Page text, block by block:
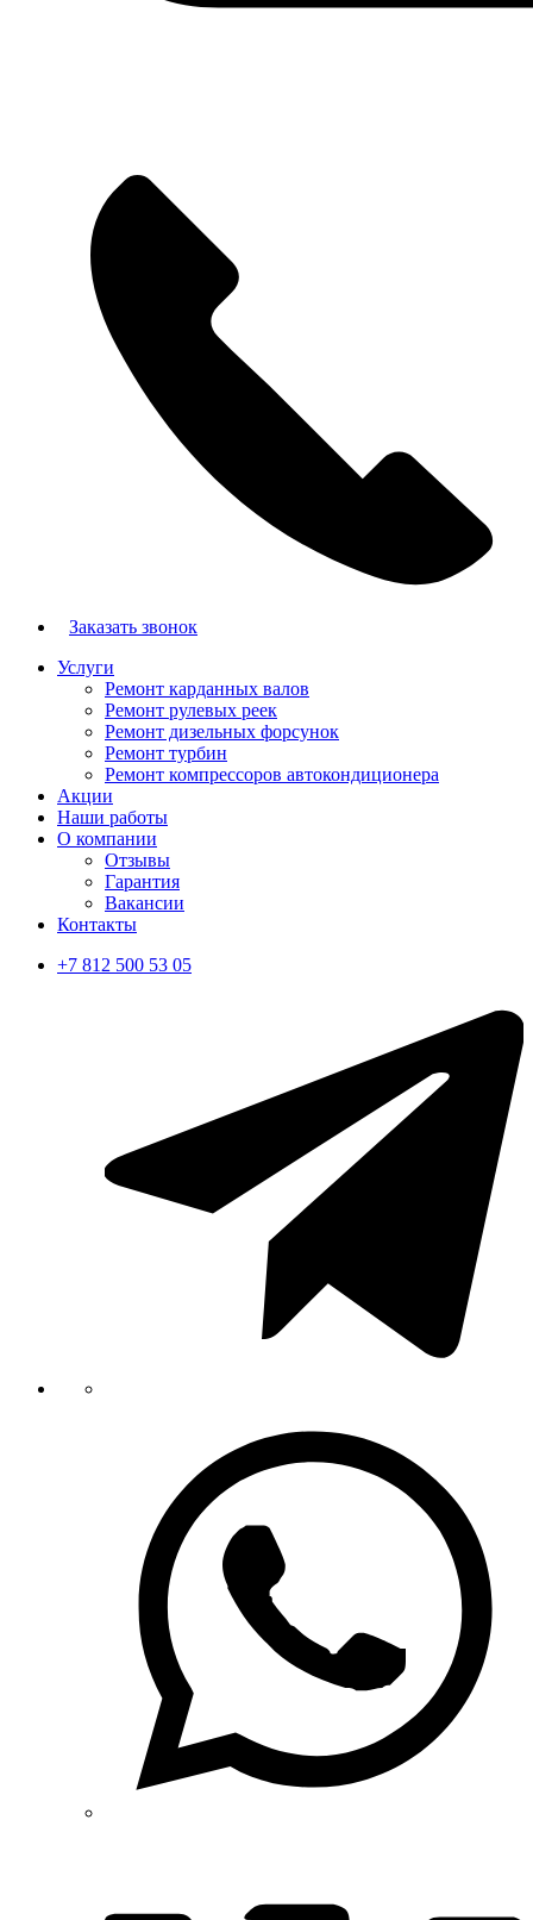
Заказать звонок
Услуги
Ремонт карданных валов
Ремонт рулевых реек
Ремонт дизельных форсунок
Ремонт турбин
Ремонт компрессоров автокондиционера
Акции
Наши работы
О компании
Отзывы
Гарантия
Вакансии
Контакты
+7 812 500 53 05